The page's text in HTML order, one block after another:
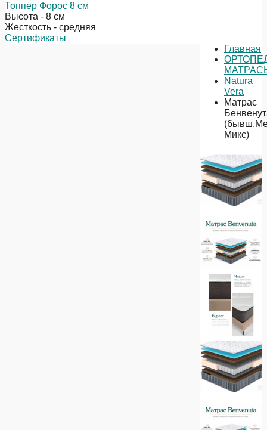
Топпер Форос 8 см
Высота - 8 см
Жесткость - средняя
Сертификаты
Главная
Natura
Vera
Матрас
Микс)